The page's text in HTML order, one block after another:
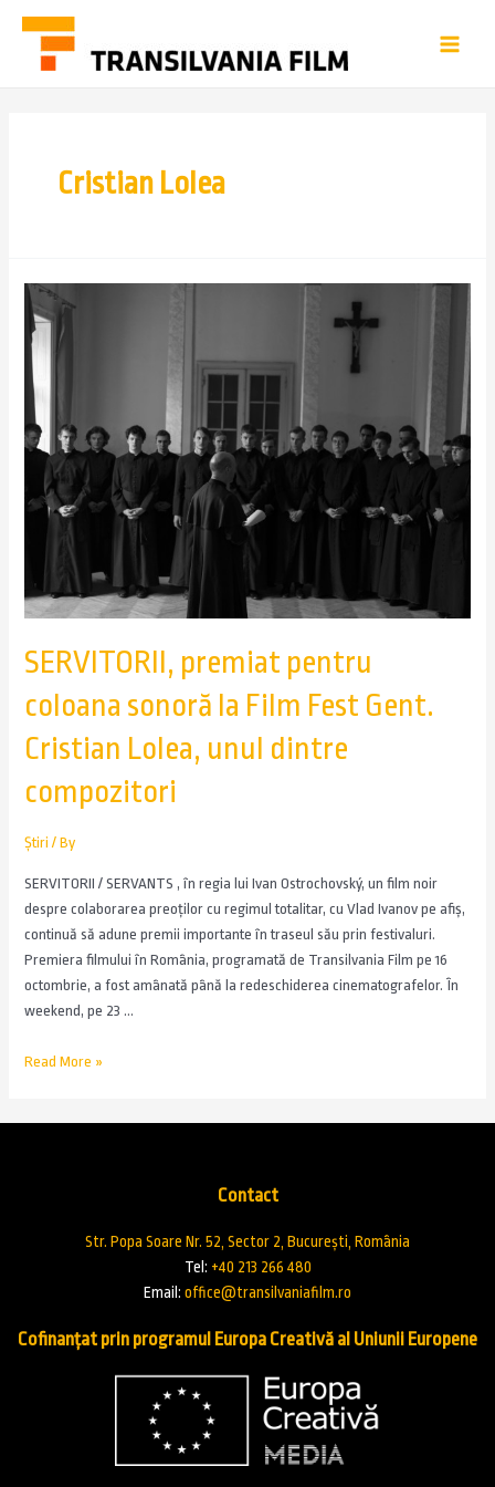
Cristian Lolea
SERVITORII, premiat pentru
coloana sonoră la Film Fest Gent.
Cristian Lolea, unul dintre
compozitori
Știri / By
SERVITORII / SERVANTS , în regia lui Ivan Ostrochovský, un film noir
despre colaborarea preoților cu regimul totalitar, cu Vlad Ivanov pe afiș,
continuă să adune premii importante în traseul său prin festivaluri.
Premiera filmului în România, programată de Transilvania Film pe 16
octombrie, a fost amânată până la redeschiderea cinematografelor. În
weekend, pe 23 …
Read More »
Contact
Str. Popa Soare Nr. 52, Sector 2, București, România
Tel: +40 213 266 480
Email: office@transilvaniafilm.ro
Cofinanțat prin programul Europa Creativă al Uniunii Europene